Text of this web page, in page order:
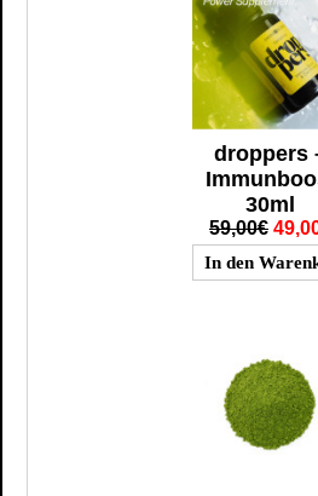
droppers
30ml
59,00€